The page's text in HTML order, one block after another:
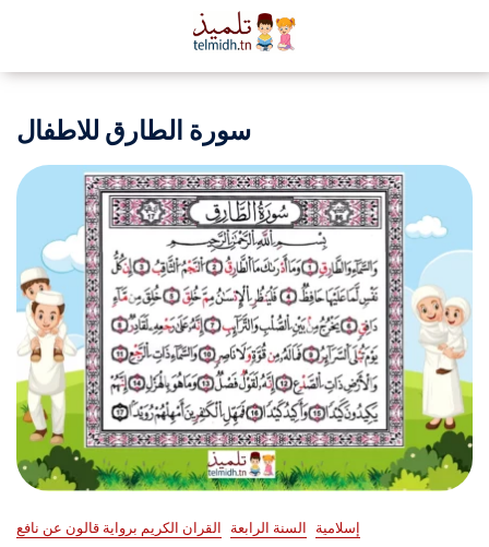
سورة الطارق للاطفال
إسلامية السنة الرابعة القران الكريم برواية قالون عن نافع